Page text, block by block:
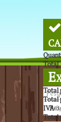
Total
Total
Total
IVA
Total